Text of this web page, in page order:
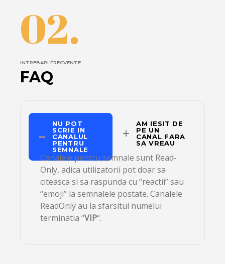
02.
INTREBARI FRECVENTE
FAQ
NU POT
SCRIE IN
CANALUL
PENTRU
SEMNALE
Canalele pentru semnale sunt Read-
Only, adica utilizatorii pot doar sa
citeasca si sa raspunda cu “reactii” sau
“emoji” la semnalele postate. Canalele
ReadOnly au la sfarsitul numelui
terminatia “VIP“.
AM IESIT DE
PE UN
CANAL FARA
SA VREAU